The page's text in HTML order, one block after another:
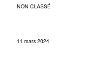
NON CLASSÉ
11 mars 2024